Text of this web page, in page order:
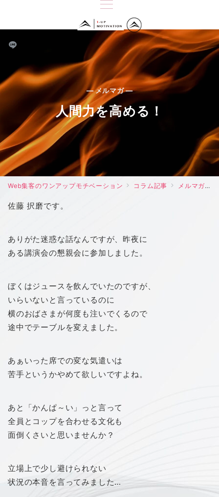
— メルマガ —
人間力を高める！
Web集客のワンアップモチベーション コラム記事 メルマガ
佐藤 択磨です。
ありがた迷惑な話なんですが、昨夜に
ある講演会の懇親会に参加しました。
ぼくはジュースを飲んでいたのですが、
いらいないと言っているのに
横のおばさまが何度も注いでくるので
途中でテーブルを変えました。
あぁいった席での変な気遣いは
苦手というかやめて欲しいですよね。
あと「かんぱ～い」っと言って
全員とコップを合わせる文化も
面倒くさいと思いませんか？
立場上で少し避けられない
状況の本音を言ってみました…